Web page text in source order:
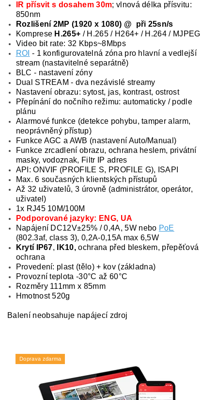
IR přísvit s dosahem 30m; vlnová délka přísvitu:
850nm
Rozlišení 2MP (1920 x 1080) @ při 25sn/s
Komprese H.265+ / H.265 / H264+ / H.264 / MJPEG
Video bit rate: 32 Kbps~8Mbps
ROI - 1 konfigurovatelná zóna pro hlavní a vedlejší
stream (nastavitelné separátně)
BLC - nastavení zóny
Dual STREAM - dva nezávislé streamy
Nastavení obrazu: sytost, jas, kontrast, ostrost
Přepínání do nočního režimu: automaticky / podle
plánu
Alarmové funkce (detekce pohybu, tamper alarm,
neoprávněný přístup)
Funkce AGC a AWB (nastavení Auto/Manual)
Funkce zrcadlení obrazu, ochrana heslem, privátní
masky, vodoznak, Filtr IP adres
API: ONVIF (PROFILE S, PROFILE G), ISAPI
Max. 6 současných klientských přístupů
Až 32 uživatelů, 3 úrovně (administrátor, operátor,
uživatel)
1x RJ45 10M/100M
Podporované jazyky: ENG, UA
Napájení DC12V±25% / 0,4A, 5W nebo PoE
(802.3af, class 3), 0,2A-0,15A max 6,5W
Krytí IP67, IK10, ochrana před bleskem, přepěťová
ochrana
Provedení: plast (tělo) + kov (základna)
Provozní teplota -30°C až 60°C
Rozměry 111mm x 85mm
Hmotnost 520g
Balení neobsahuje napájecí zdroj
Doprava zdarma